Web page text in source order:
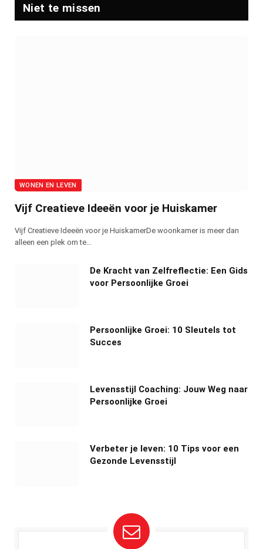
Niet te missen
WONEN EN LEVEN
Vijf Creatieve Ideeën voor je Huiskamer
Vijf Creatieve Ideeën voor je HuiskamerDe woonkamer is meer dan
alleen een plek om te…
De Kracht van Zelfreflectie: Een Gids
voor Persoonlijke Groei
Persoonlijke Groei: 10 Sleutels tot
Succes
Levensstijl Coaching: Jouw Weg naar
Persoonlijke Groei
Verbeter je leven: 10 Tips voor een
Gezonde Levensstijl